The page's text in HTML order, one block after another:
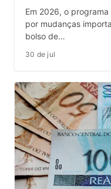
Em 2026, o
por mudanças
bolso de…
30 de jul